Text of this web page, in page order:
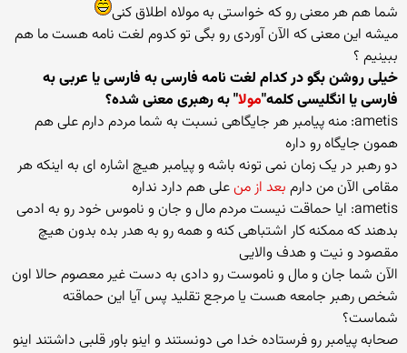
شما هم هر معنی رو که خواستی به مولاه اطلاق کنی
میشه این معنی که الآن آوردی رو بگی تو کدوم لغت نامه هست ما هم
ببینیم ؟
خیلی روشن بگو در کدام لغت نامه فارسی به فارسی یا عربی به
فارسی یا انگلیسی کلمه"مولا" به رهبری معنی شده؟
ametis: منه پیامبر هر جایگاهی نسبت به شما مردم دارم علی هم
همون جایگاه رو داره
دو رهبر در یک زمان نمی تونه باشه و پیامبر هیچ اشاره ای به اینکه هر
مقامی الآن من دارم بعد از منعلی هم دارد نداره
ametis: ایا حماقت نیست مردم مال و جان و ناموس خود رو به ادمی
بدهند که ممکنه کار اشتباهی کنه و همه رو به هدر بده بدون هیچ
مقصود و نیت و هدف والایی
الآن شما جان و مال و ناموست رو دادی به دست غیر معصوم حالا اون
شخص رهبر جامعه هست یا مرجع تقلید پس آیا این حماقته
شماست؟
صحابه پیامبر رو فرستاده خدا می دونستند و اینو باور قلبی داشتند اینو